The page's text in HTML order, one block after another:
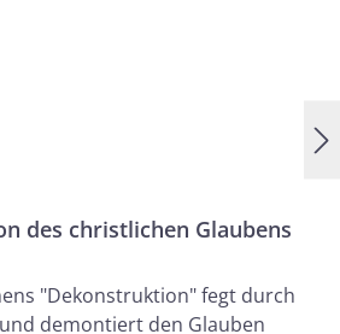
von 5 von 5 Sternen
des christlichen Glaubens
"Dekonstruktion" fegt durch
demontiert den Glauben